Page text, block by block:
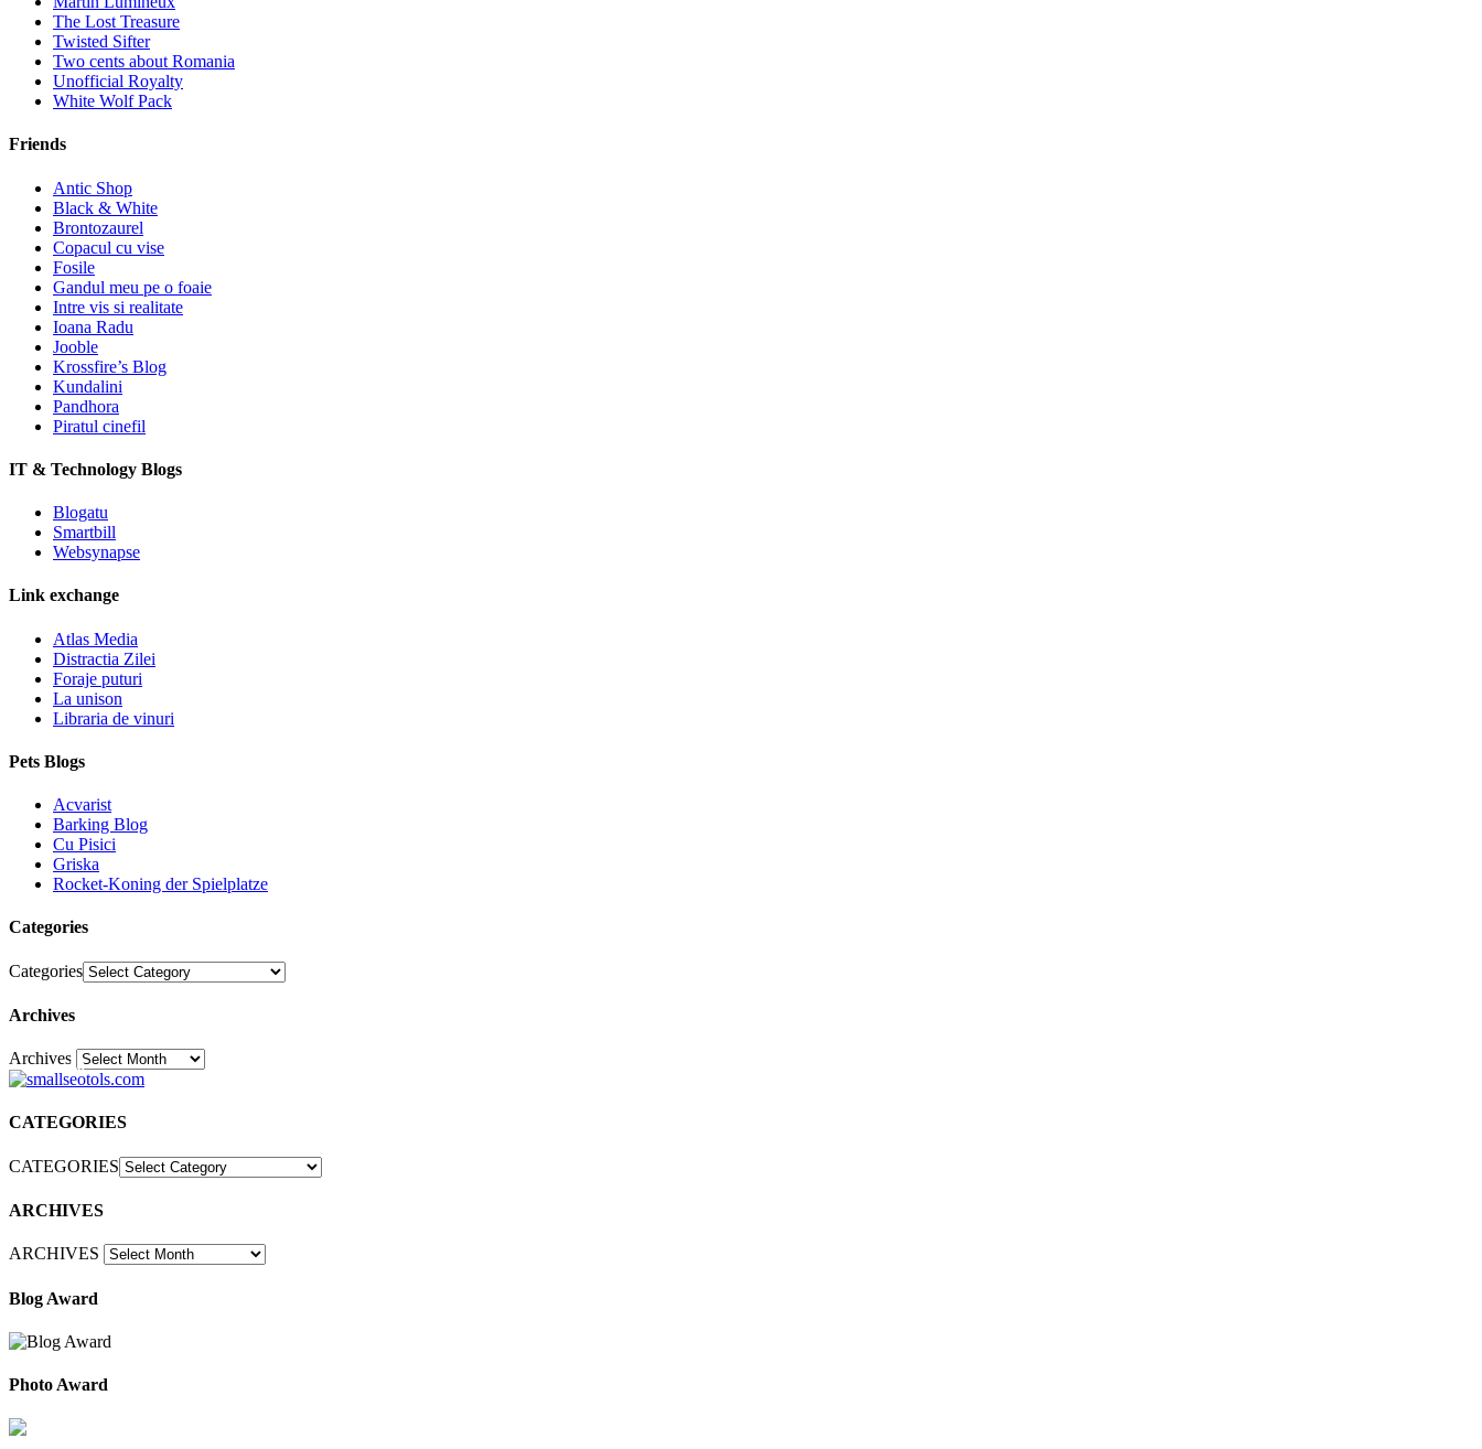
The Lost Treasure
Twisted Sifter
Two cents about Romania
Unofficial Royalty
White Wolf Pack
Friends
Antic Shop
Black & White
Brontozaurel
Copacul cu vise
Fosile
Gandul meu pe o foaie
Intre vis si realitate
Ioana Radu
Jooble
Krossfire’s Blog
Kundalini
Pandhora
Piratul cinefil
IT & Technology Blogs
Blogatu
Smartbill
Websynapse
Link exchange
Atlas Media
Distractia Zilei
Foraje puturi
La unison
Libraria de vinuri
Pets Blogs
Acvarist
Barking Blog
Cu Pisici
Griska
Rocket-Koning der Spielplatze
Categories
Categories
Archives
Archives30
CATEGORIES
CATEGORIES
ARCHIVES
ARCHIVES
Blog Award
Photo Award